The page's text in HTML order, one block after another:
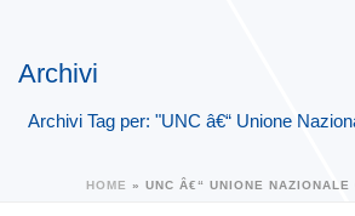
Archivi
Archivi Tag per: "UNC â€“ Unione
HOME » UNC Â€“ UNIONE NAZIONALE